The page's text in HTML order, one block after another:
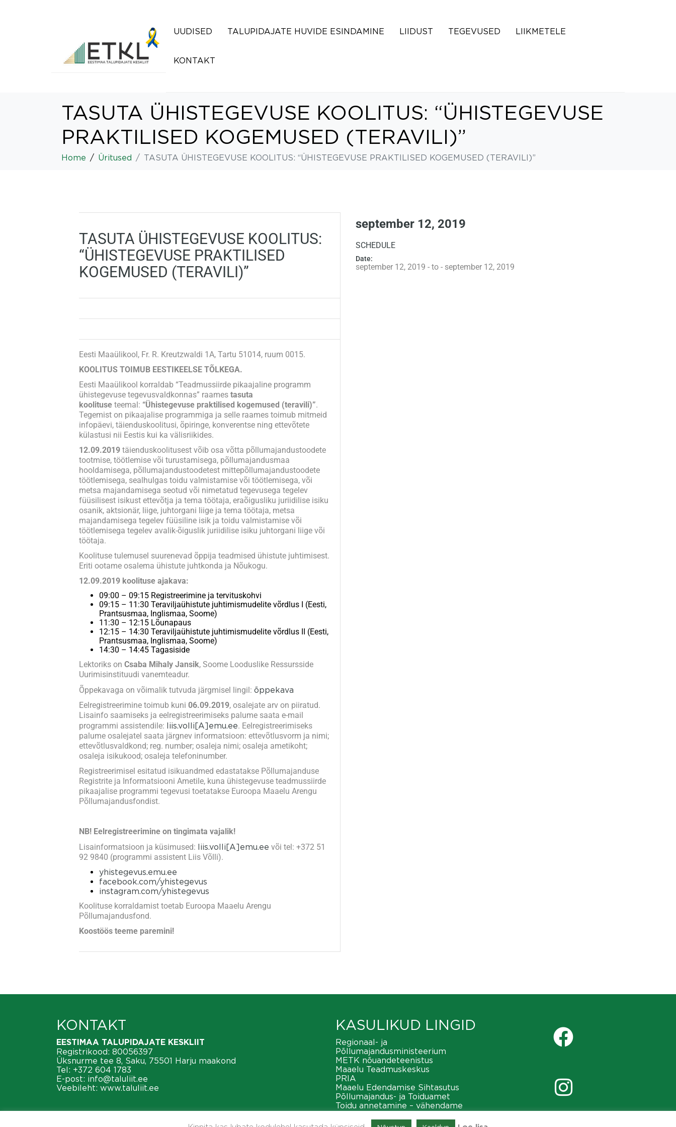
UUDISED TALUPIDAJATE HUVIDE ESINDAMINE LIIDUST TEGEVUSED LIIKMETELE
KONTAKT
TASUTA ÜHISTEGEVUSE KOOLITUS: “ÜHISTEGEVUSE
PRAKTILISED KOGEMUSED (TERAVILI)”
Home Üritused TASUTA ÜHISTEGEVUSE KOOLITUS: “ÜHISTEGEVUSE PRAKTILISED KOGEMUSED (TERAVILI)”
TASUTA ÜHISTEGEVUSE KOOLITUS:
“ÜHISTEGEVUSE PRAKTILISED
KOGEMUSED (TERAVILI)”
Eesti Maaülikool, Fr. R. Kreutzwaldi 1A, Tartu 51014, ruum 0015.
KOOLITUS TOIMUB EESTIKEELSE TÕLKEGA.
Eesti Maaülikool korraldab “Teadmussiirde pikaajaline programm
ühistegevuse tegevusvaldkonnas” raames tasuta
koolituse teemal: “Ühistegevuse praktilised kogemused (teravili)”.
Tegemist on pikaajalise programmiga ja selle raames toimub mitmeid
infopäevi, täienduskoolitusi, õpiringe, konverentse ning ettevõtete
külastusi nii Eestis kui ka välisriikides.
12.09.2019 täienduskoolitusest võib osa võtta põllumajandustoodete
tootmise, töötlemise või turustamisega, põllumajandusmaa
hooldamisega, põllumajandustoodetest mittepõllumajandustoodete
töötlemisega, sealhulgas toidu valmistamise või töötlemisega, või
metsa majandamisega seotud või nimetatud tegevusega tegelev
füüsilisest isikust ettevõtja ja tema töötaja, eraõigusliku juriidilise isiku
osanik, aktsionär, liige, juhtorgani liige ja tema töötaja, metsa
majandamisega tegelev füüsiline isik ja toidu valmistamise või
töötlemisega tegelev avalik-õiguslik juriidilise isiku juhtorgani liige või
töötaja.
Koolituse tulemusel suurenevad õppija teadmised ühistute juhtimisest.
Eriti ootame osalema ühistute juhtkonda ja Nõukogu.
12.09.2019 koolituse ajakava:
09:00 – 09:15 Registreerimine ja tervituskohvi
09:15 – 11:30 Teraviljaühistute juhtimismudelite võrdlus I (Eesti,
Prantsusmaa, Inglismaa, Soome)
11:30 – 12:15 Lõunapaus
12:15 – 14:30 Teraviljaühistute juhtimismudelite võrdlus II (Eesti,
Prantsusmaa, Inglismaa, Soome)
14:30 – 14:45 Tagasiside
Lektoriks on Csaba Mihaly Jansik, Soome Looduslike Ressursside
Uurimisinstituudi vanemteadur.
Õppekavaga on võimalik tutvuda järgmisel lingil: õppekava
Eelregistreerimine toimub kuni 06.09.2019, osalejate arv on piiratud.
Lisainfo saamiseks ja eelregistreerimiseks palume saata e-mail
programmi assistendile: liis.volli[A]emu.ee. Eelregistreerimiseks
palume osalejatel saata järgnev informatsioon: ettevõtlusvorm ja nimi;
ettevõtlusvaldkond; reg. number; osaleja nimi; osaleja ametikoht;
osaleja isikukood; osaleja telefoninumber.
Registreerimisel esitatud isikuandmed edastatakse Põllumajanduse
Registrite ja Informatsiooni Ametile, kuna ühistegevuse teadmussiirde
pikaajalise programmi tegevusi toetatakse Euroopa Maaelu Arengu
Põllumajandusfondist.
NB! Eelregistreerimine on tingimata vajalik!
Lisainformatsioon ja küsimused: liis.volli[A]emu.ee või tel: +372 51
92 9840 (programmi assistent Liis Võlli).
yhistegevus.emu.ee
facebook.com/yhistegevus
instagram.com/yhistegevus
Koolituse korraldamist toetab Euroopa Maaelu Arengu
Põllumajandusfond.
Koostöös teeme paremini!
september 12, 2019
SCHEDULE
Date:
september 12, 2019 - to - september 12, 2019
KONTAKT
EESTIMAA TALUPIDAJATE KESKLIIT
Registrikood: 80056397
Üksnurme tee 8, Saku, 75501 Harju maakond
Tel: +372 604 1783
E-post: info@taluliit.ee
Veebileht: www.taluliit.ee
KASULIKUD LINGID
Regionaal- ja
Põllumajandusministeerium
METK nõuandeteenistus
Maaelu Teadmuskeskus
PRIA
Maaelu Edendamise Sihtasutus
Põllumajandus- ja Toiduamet
Toidu annetamine – vähendame
METK maaeluvõrgustik